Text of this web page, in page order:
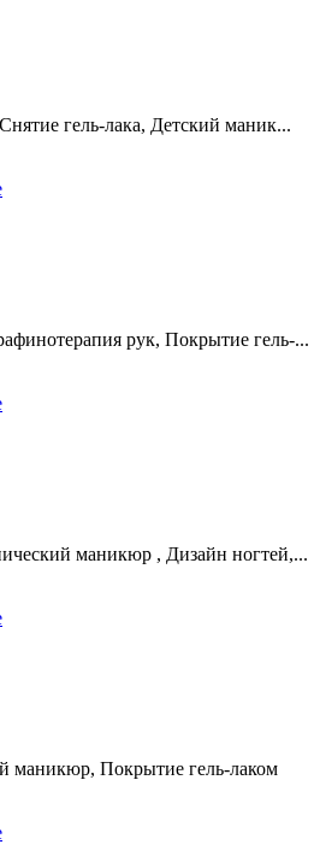
гель-лака, Детский маник...
рук, Покрытие гель-...
маникюр , Дизайн ногтей,...
маникюр, Покрытие гель-лаком